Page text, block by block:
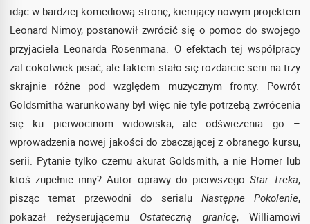
idąc w bardziej komediową stronę, kierujący nowym projektem
Leonard Nimoy, postanowił zwrócić się o pomoc do swojego
przyjaciela Leonarda Rosenmana. O efektach tej współpracy
żal cokolwiek pisać, ale faktem stało się rozdarcie serii na trzy
skrajnie różne pod względem muzycznym fronty. Powrót
Goldsmitha warunkowany był więc nie tyle potrzebą zwrócenia
się ku pierwocinom widowiska, ale odświeżenia go –
wprowadzenia nowej jakości do zbaczającej z obranego kursu,
serii. Pytanie tylko czemu akurat Goldsmith, a nie Horner lub
ktoś zupełnie inny? Autor oprawy do pierwszego Star Treka,
pisząc temat przewodni do serialu Następne Pokolenie,
pokazał reżyserującemu Ostateczną granicę, Williamowi